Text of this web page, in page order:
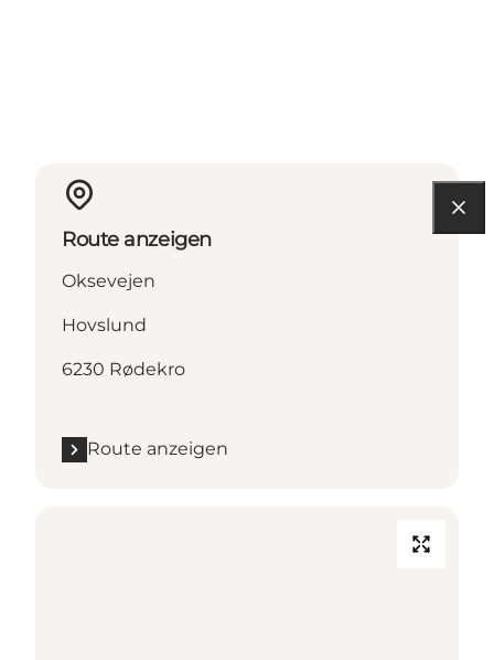
Route anzeigen
Oksevejen
Hovslund
6230 Rødekro
Route anzeigen